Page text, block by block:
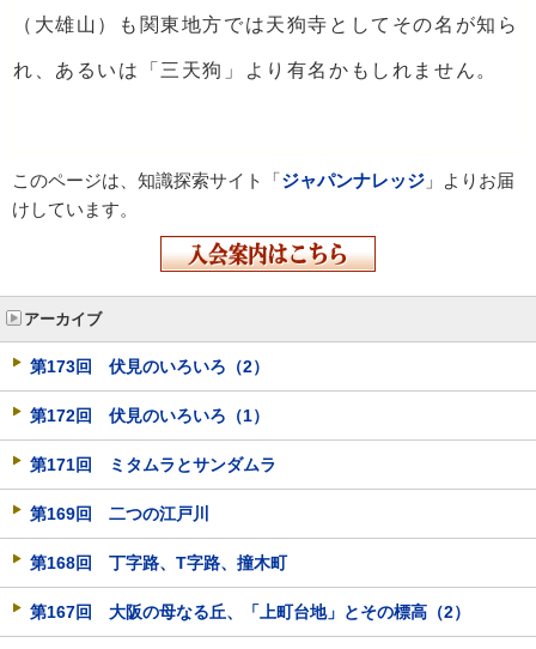
（大雄山）も関東地方では天狗寺としてその名が知ら
れ、あるいは「三天狗」より有名かもしれません。
このページは、知識探索サイト「ジャパンナレッジ 」よりお届
けしています。
アーカイブ
第173回 伏見のいろいろ（2）
第172回 伏見のいろいろ（1）
第171回 ミタムラとサンダムラ
第169回 二つの江戸川
第168回 丁字路、T字路、撞木町
第167回 大阪の母なる丘、「上町台地」とその標高（2）